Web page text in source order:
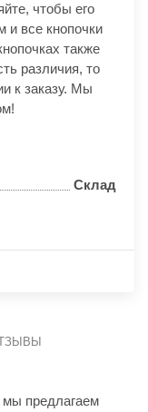
чтобы его
все кнопочки
также
различия, то
к заказу. Мы
Склад
мы предлагаем